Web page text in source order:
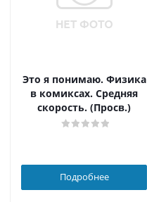
Это я понимаю. Физика
в комиксах. Средняя
скорость. (Просв.)
Подробнее